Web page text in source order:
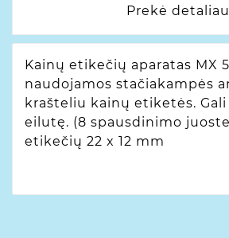
Prekė detaliau
Kainų etikečių aparatas MX
naudojamos stačiakampės
krašteliu kainų etiketės. Gali
eilutę. (8 spausdinimo
etikečių 22 x 12 mm